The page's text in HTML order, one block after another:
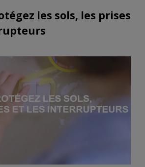
les sols, les prises